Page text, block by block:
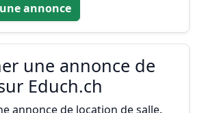
annonce
une annonce de
Educh.ch
annonce de location de salle.